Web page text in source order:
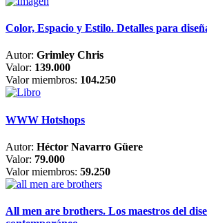
Color, Espacio y Estilo. Detalles para
Autor: Grimley Chris
Valor: 139.000
Valor miembros: 104.250
WWW Hotshops
Autor: Héctor Navarro Güere
Valor: 79.000
Valor miembros: 59.250
All men are brothers. Los maestros del